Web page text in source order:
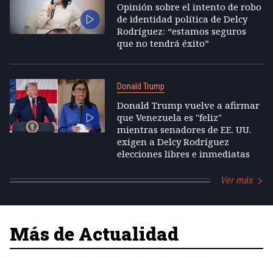
Opinión sobre el intento de robo
de identidad política de Delcy
Rodríguez: “estamos seguros
que no tendrá éxito”
Donald Trump
Donald Trump vuelve a afirmar
que Venezuela es "feliz"
mientras senadores de EE. UU.
exigen a Delcy Rodríguez
elecciones libres e inmediatas
Ver más
Más de Actualidad